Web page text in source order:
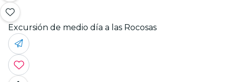
Excursión de medio día a las Rocosas